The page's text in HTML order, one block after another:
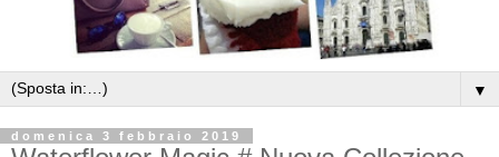
▼
domenica 3 febbraio 2019